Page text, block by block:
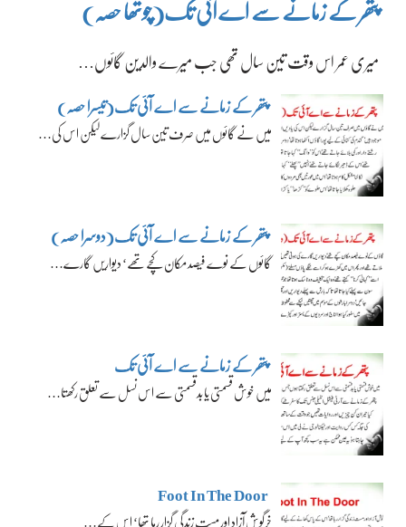
پتھر کے زمانے سے اے آئی تک(چوتھا حصہ)
میری عمر اس وقت تین سال تھی جب میرے والدین گائوں…
پتھر کے زمانے سے اے آئی تک(تیسرا حصہ)
میں نے گائوں میں صرف تین سال گزارے لیکن اس کی…
پتھر کے زمانے سے اے آئی تک(دوسرا حصہ)
گائوں کے نوے فیصد مکان کچے تھے‘ دیواریں گارے…
پتھر کے زمانے سے اے آئی تک
میں خوش قسمتی یا بدقسمتی سے اس نسل سے تعلق رکھتا…
Foot In The Door